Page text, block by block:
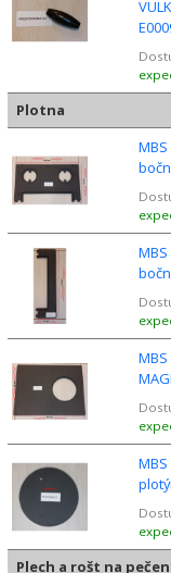
Plotna
Plech a rošt na